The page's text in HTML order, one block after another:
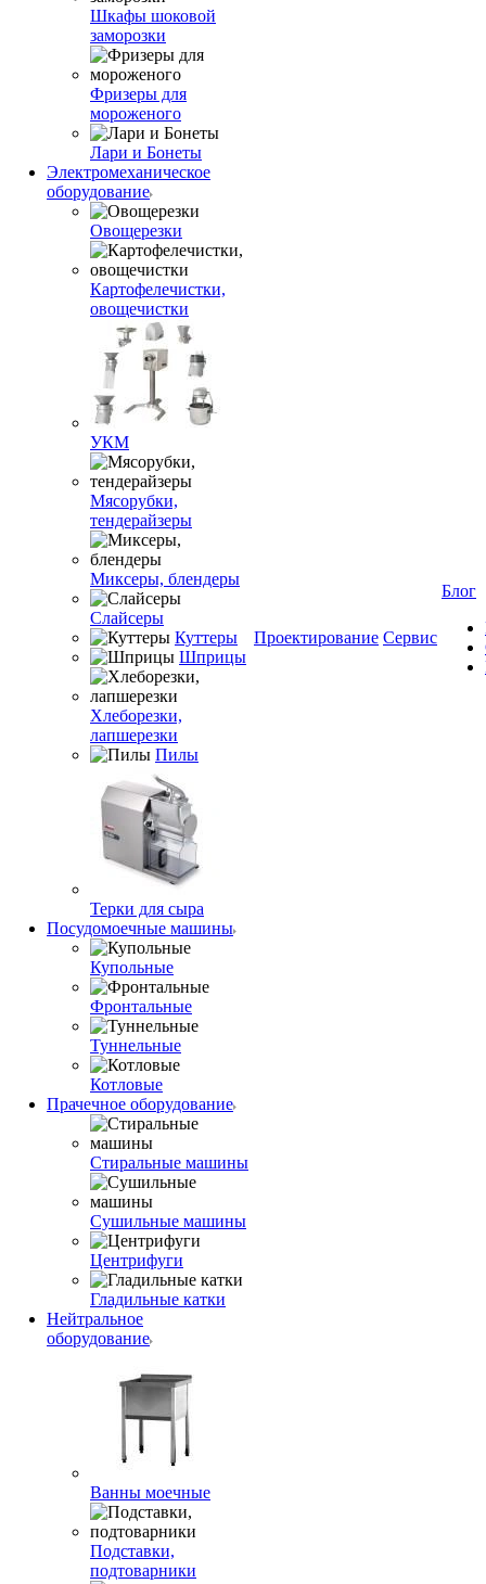
Шкафы шоковой
заморозки
Фризеры для
мороженого
Лари и Бонеты
Электромеханическое
оборудование
Овощерезки
Картофелечистки,
овощечистки
УКМ
Мясорубки,
тендерайзеры
Миксеры, блендеры
Слайсеры
Куттеры
Шприцы
Хлеборезки,
лапшерезки
Пилы
Терки для сыра
Посудомоечные машины
Купольные
Фронтальные
Туннельные
Котловые
Прачечное оборудование
Стиральные машины
Сушильные машины
Центрифуги
Гладильные катки
Нейтральное
оборудование
Ванны моечные
Подставки,
подтоварники
Проектирование Сервис
Блог